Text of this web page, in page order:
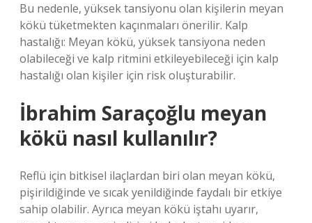
Bu nedenle, yüksek tansiyonu olan kişilerin meyan
kökü tüketmekten kaçınmaları önerilir. Kalp
hastalığı: Meyan kökü, yüksek tansiyona neden
olabileceği ve kalp ritmini etkileyebileceği için kalp
hastalığı olan kişiler için risk oluşturabilir.
İbrahim Saraçoğlu meyan
kökü nasıl kullanılır?
Reflü için bitkisel ilaçlardan biri olan meyan kökü,
pişirildiğinde ve sıcak yenildiğinde faydalı bir etkiye
sahip olabilir. Ayrıca meyan kökü iştahı uyarır,